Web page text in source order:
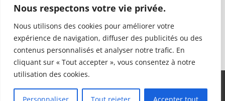
Nous respectons votre vie privée.
Nous utilisons des cookies pour améliorer votre
expérience de navigation, diffuser des publicités ou des
contenus personnalisés et analyser notre trafic. En
cliquant sur « Tout accepter », vous consentez à notre
utilisation des cookies.
Le sac a dos
Madame Oreille
Voyages et Vagabondages
Thème WordPress : Tortuga par ThemeZee.